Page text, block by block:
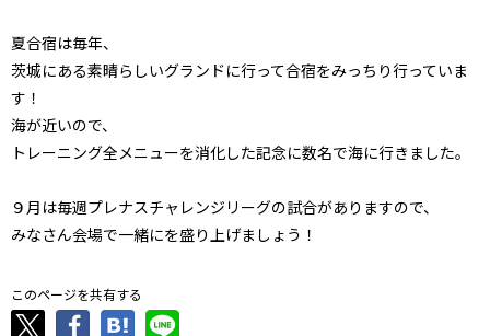
夏合宿は毎年、
茨城にある素晴らしいグランドに行って合宿をみっちり行っていま
す！
海が近いので、
トレーニング全メニューを消化した記念に数名で海に行きました。
９月は毎週プレナスチャレンジリーグの試合がありますので、
みなさん会場で一緒にを盛り上げましょう！
このページを共有する